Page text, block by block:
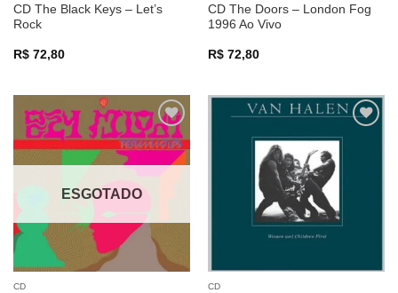
CD The Black Keys – Let’s
Rock
R$72,80
CD The Doors – London Fog
1996 Ao Vivo
R$72,80
Adicionar
a lista de
desejos
ESGOTADO
CD
Adicionar
a lista de
desejos
CD